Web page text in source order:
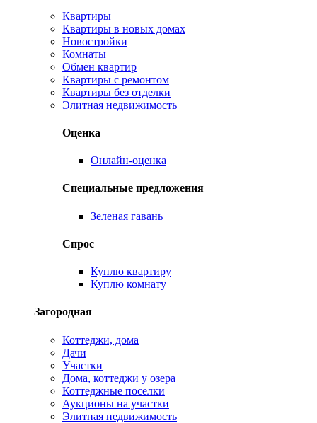
Квартиры
Квартиры в новых домах
Новостройки
Комнаты
Обмен квартир
Квартиры с ремонтом
Квартиры без отделки
Элитная недвижимость
Оценка
Онлайн-оценка
Специальные предложения
Зеленая гавань
Спрос
Куплю квартиру
Куплю комнату
Загородная
Коттеджи, дома
Дачи
Участки
Дома, коттеджи у озера
Коттеджные поселки
Аукционы на участки
Элитная недвижимость